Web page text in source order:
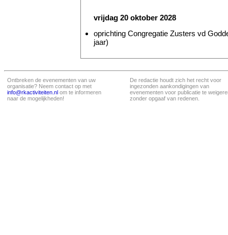
vrijdag 20 oktober 2028
oprichting Congregatie Zusters vd
jaar)
Ontbreken de evenementen van uw
organisatie? Neem contact op met
info@rkactiviteiten.nl om te informeren
naar de mogelijkheden!
De redactie houdt zich het recht voor
ingezonden aankondigingen van
evenementen voor publicatie te
zonder opgaaf van redenen.